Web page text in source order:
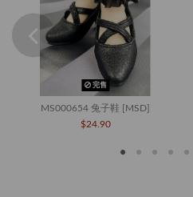
完售
MS000654 兔子鞋 [MSD]
$24.90